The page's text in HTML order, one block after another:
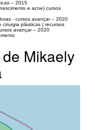
– 2015
e acne) cursos
- cursos avançar – 2020
plásticas ( recursos
avançar – 2020
Mikaely